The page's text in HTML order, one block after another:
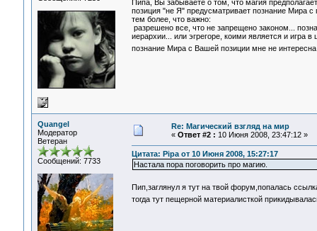
Пипа, Вы забываете о том, что магия
позиция "не Я" предусматривает познание Мира с
тем более, что важно:
разрешено все, что не запрещено законом...
иерархии... или эгрегоре, коими является и игра
познание Мира с Вашей позиции мне не
Quangel
Модератор
Ветеран
Сообщений: 7733
Re: Магический взгляд на мир
« Ответ #2 : 10 Июня 2008, 23:47:12 »
Цитата: Pipa от 10 Июня 2008, 15:27:17
Настала пора поговорить про магию.
Пип,заглянул я тут на твой форум,попалась
тогда тут пещерной материалисткой